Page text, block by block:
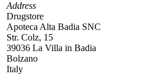
Address
Drugstore
Apoteca Alta Badia SNC
Str. Colz, 15
39036 La Villa in Badia
Bolzano
Italy